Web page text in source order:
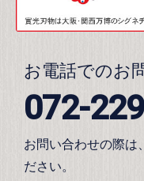
お電話でのお
072-
お問い合わせの際は
ださい。